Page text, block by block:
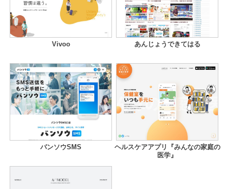
Vivoo あんじょうできてはる
バンソウSMS
ヘルスケアアプリ『みんなの家庭の
医学』